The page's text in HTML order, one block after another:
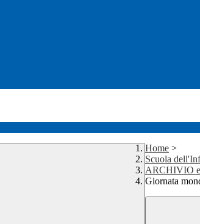
Home >
Scuola
ARCHIVIO
Giornata